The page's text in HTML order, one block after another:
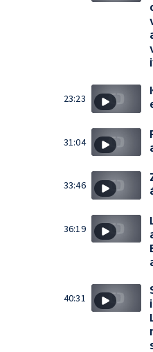
23:23
31:04
33:46
36:19
40:31